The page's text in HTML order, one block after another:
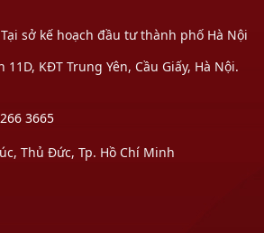
sở kế hoạch đầu tư thành phố Hà Nội
KĐT Trung Yên, Cầu Giấy, Hà Nội.
3665
Thủ Đức, Tp. Hồ Chí Minh